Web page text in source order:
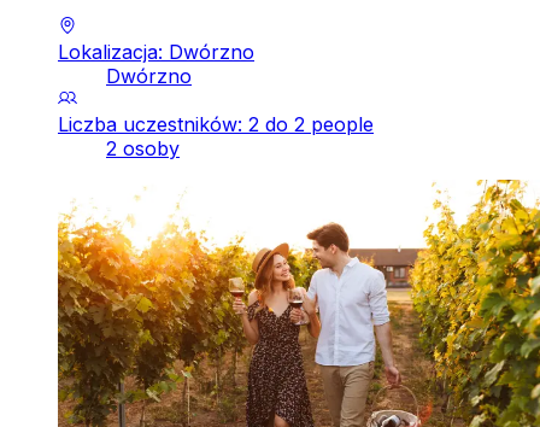
Lokalizacja: Dwórzno
Dwórzno
Liczba uczestników: 2 do 2 people
2 osoby